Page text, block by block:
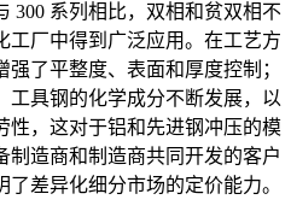
300 系列相比，双相和贫双相不
工厂中得到广泛应用。在工艺方
了平整度、表面和厚度控制；
工具钢的化学成分不断发展，以
性，这对于铝和先进钢冲压的模
制造商和制造商共同开发的客户
差异化细分市场的定价能力。